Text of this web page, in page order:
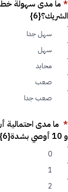
* ما مدى سهولة
الشريك؟{6}
سهل جدا
سهل
محايد
صعب
صعب جدا
*
و 10 أوصي بشدة{6}
0
1
2